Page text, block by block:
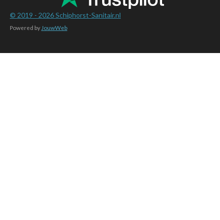
© 2019 - 2026Schiphorst-Sanitair.nl
Powered by JouwWeb